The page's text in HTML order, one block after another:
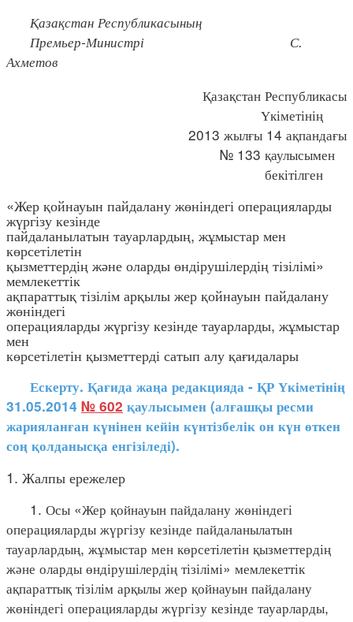
Қазақстан Республикасының
Премьер-Министрі С.
Ахметов
Қазақстан Республикасы
Үкіметінің
2013 жылғы 14 ақпандағы
№ 133 қаулысымен
бекітілген
«Жер қойнауын пайдалану жөніндегі операцияларды
жүргізу кезінде
пайдаланылатын тауарлардың, жұмыстар мен
көрсетілетін
қызметтердің және оларды өндірушілердің тізілімі»
мемлекеттік
ақпараттық тізілім арқылы жер қойнауын пайдалану
жөніндегі
операцияларды жүргізу кезінде тауарларды, жұмыстар
мен
көрсетілетін қызметтерді сатып алу қағидалары
Ескерту. Қағида жаңа редакцияда - ҚР Үкіметінің
31.05.2014 № 602 қаулысымен (алғашқы ресми
жарияланған күнінен кейін күнтізбелік он күн өткен
соң қолданысқа енгізіледі).
1. Жалпы ережелер
1. Осы «Жер қойнауын пайдалану жөніндегі
операцияларды жүргізу кезінде пайдаланылатын
тауарлардың, жұмыстар мен көрсетілетін қызметтердің
және оларды өндірушілердің тізілімі» мемлекеттік
ақпараттық тізілім арқылы жер қойнауын пайдалану
жөніндегі операцияларды жүргізу кезінде тауарларды,